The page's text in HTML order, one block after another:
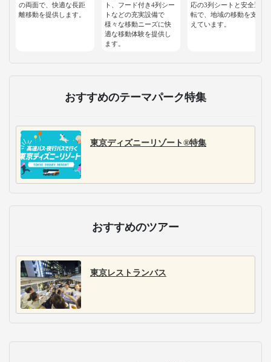
の両面で、快適な長距
離移動を提供します。
ト、フード付き4列シー
トなどの充実設備で
様々な移動ニーズに快
適な移動体験を提供し
ます。
応の3列シートと安全運
転で、地域の移動を支
えています。
おすすめのテーマパーク特集
東京ディズニーリゾート®特集
おすすめのツアー
東京レストランバス